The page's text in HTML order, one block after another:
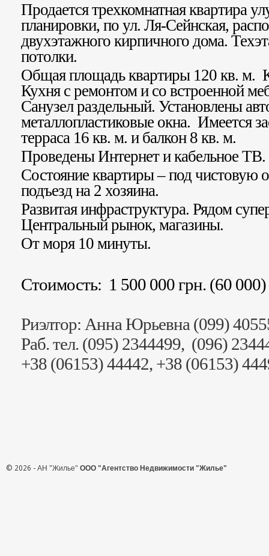
Продается трехкомнатная квартира
планировки, по ул. Ля-Сейнская,
двухэтажного кирпичного дома.
потолки.
Общая площадь квартиры 120 кв. м.
Кухня с ремонтом и со встроенной
Санузел раздельный. Установлены
металлопластиковые окна. Имеется
терраса 16 кв. м. и балкон 8 кв. м.
Проведены Интернет и кабельное ТВ.
Состояние квартиры – под чистовую
подъезд на 2 хозяина.
Развитая инфраструктура. Рядом
Центральный рынок, магазины.
От моря 10 минуты.
Стоимость: 1 500 000 грн. (60 000)
Риэлтор: Анна Юрьевна (099)
Раб. тел. (095) 2344499, (096)
+38 (06153) 44442, +38 (06153)
© 2026 - АН "Жилье" ООО "Агентство Недвижимости "Жилье"